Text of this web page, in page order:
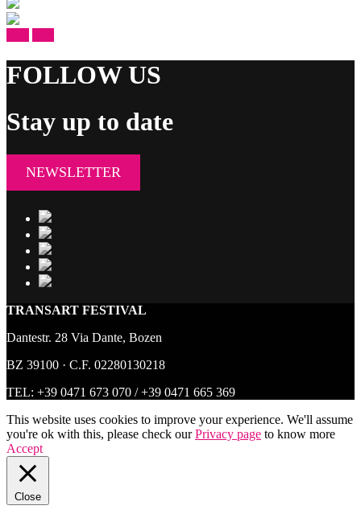
FOLLOW US
Stay up to date
NEWSLETTER
TRANSART FESTIVAL
Dantestr. 28 Via Dante, Bozen
BZ 39100 · C.F. 02280130218
TEL: +39 0471 673 070 /+39 0471 665 369
This website uses cookies to improve your experience. We'll assume
you're ok with this, please check ourPrivacy page to know more
Accept
Close